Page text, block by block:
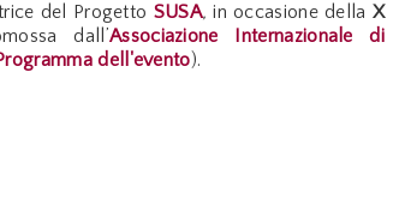
del Progetto SUSA,in occasione della X
dall’Associazione Internazionale di
dell'evento).